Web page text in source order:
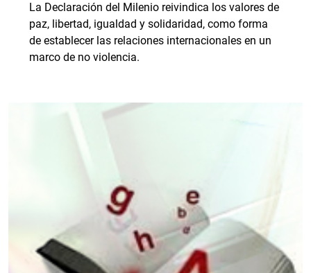
La Declaración del Milenio reivindica los valores de
paz, libertad, igualdad y solidaridad, como forma
de establecer las relaciones internacionales en un
marco de no violencia.